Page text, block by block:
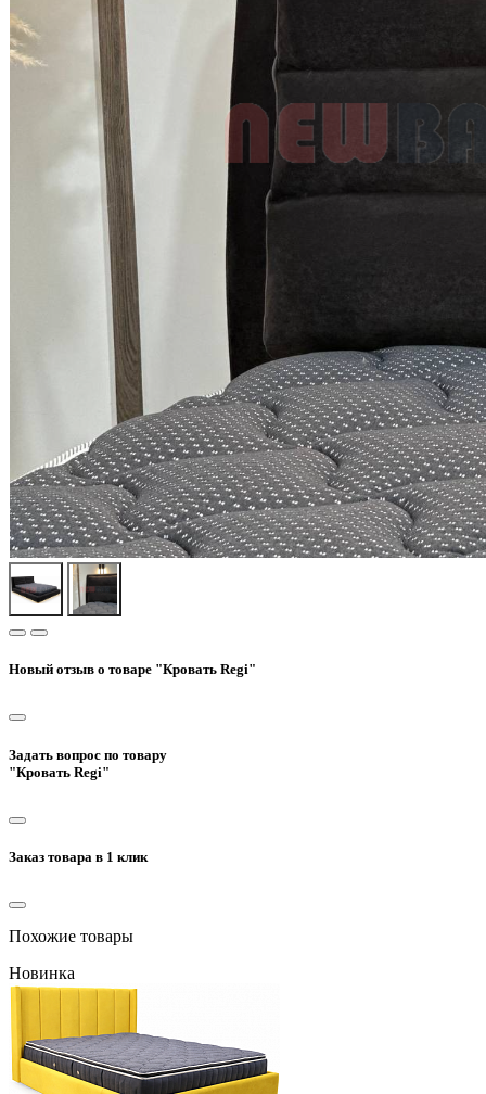
Новый отзыв о товаре "Кровать Regi"
Задать вопрос по товару
"Кровать Regi"
Заказ товара в 1 клик
Похожие товары
Новинка